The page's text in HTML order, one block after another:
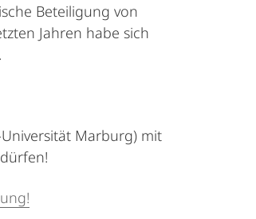
Beteiligung von
Jahren habe sich
Marburg) mit